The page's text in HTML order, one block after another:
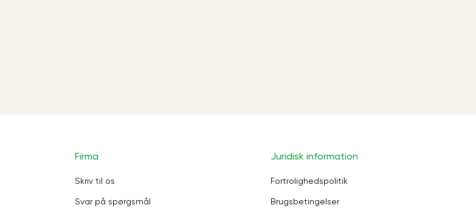
Firma
Skriv til os
Svar på spørgsmål
Juridisk information
Fortrolighedspolitik
Brugsbetingelser